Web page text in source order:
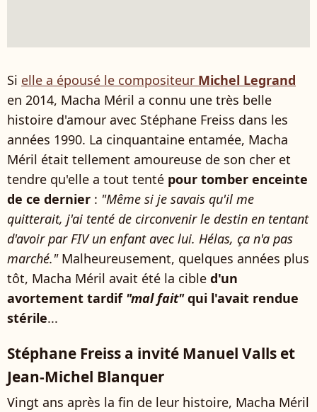
Si elle a épousé le compositeur Michel Legrand
en 2014, Macha Méril a connu une très belle
histoire d'amour avec Stéphane Freiss dans les
années 1990. La cinquantaine entamée, Macha
Méril était tellement amoureuse de son cher et
tendre qu'elle a tout tenté pour tomber enceinte
de ce dernier : "Même si je savais qu'il me
quitterait, j'ai tenté de circonvenir le destin en tentant
d'avoir par FIV un enfant avec lui. Hélas, ça n'a pas
marché." Malheureusement, quelques années plus
tôt, Macha Méril avait été la cible d'un
avortement tardif"mal fait"qui l'avait rendue
stérile...
Stéphane Freiss a invité Manuel Valls et
Jean-Michel Blanquer
Vingt ans après la fin de leur histoire, Macha Méril